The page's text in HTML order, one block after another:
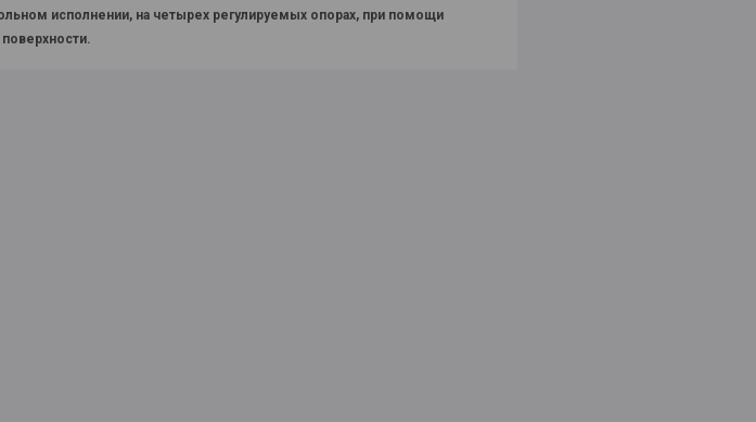
исполнении, на четырех регулируемых опорах, при помощи